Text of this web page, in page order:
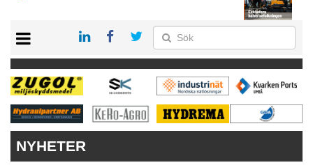
KONTAKT
VÅRA ANDRA MAGASIN
PRENUMERERA
ANNONSERA
NYHETER